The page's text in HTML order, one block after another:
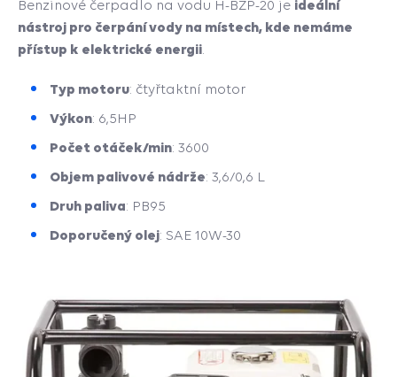
Benzinové čerpadlo na vodu H-BZP-20 je ideální
nástroj pro čerpání vody na místech, kde nemáme
přístup k elektrické energii
Typ motoru: čtyřtaktní motor
Výkon: 6,5HP
Počet otáček/min: 3600
Objem palivové nádrže: 3,6/0,6 L
Druh paliva: PB95
Doporučený olej: SAE 10W-30